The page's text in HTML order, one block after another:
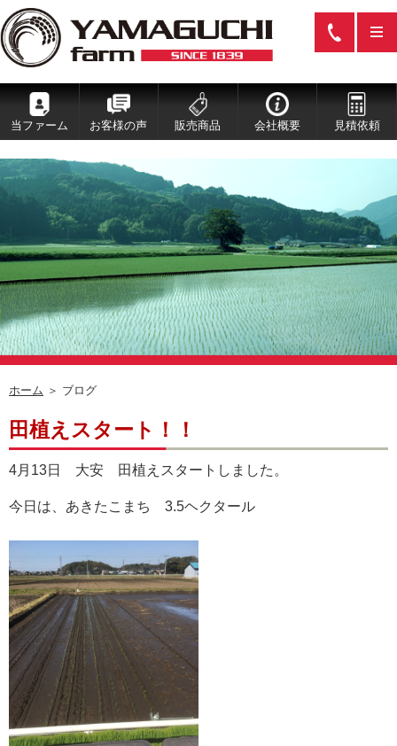
当ファーム お客様の声 販売商品 会社概要 見積依頼
ホーム ＞ ブログ
田植えスタート！！
4月13日 大安 田植えスタートしました。
今日は、あきたこまち 3.5ヘクタール